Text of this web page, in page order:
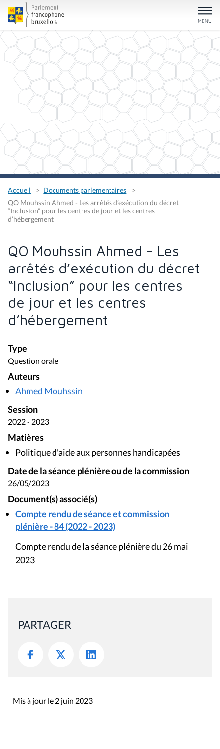
Accueil
Documents parlementaires
QO Mouhssin Ahmed - Les arrêtés d’exécution du décret
“Inclusion” pour les centres de jour et les centres
d’hébergement
QO Mouhssin Ahmed - Les
arrêtés d’exécution du décret
“Inclusion” pour les centres
de jour et les centres
d’hébergement
Type
Question orale
Auteurs
Ahmed Mouhssin
Session
2022 - 2023
Matières
Politique d'aide aux personnes handicapées
Date de la séance plénière ou de la commission
26/05/2023
Document(s) associé(s)
Compte rendu de séance et commission
plénière - 84 (2022 - 2023)
Compte rendu de la séance plénière du 26 mai
2023
PARTAGER
Mis à jour le 2 juin 2023